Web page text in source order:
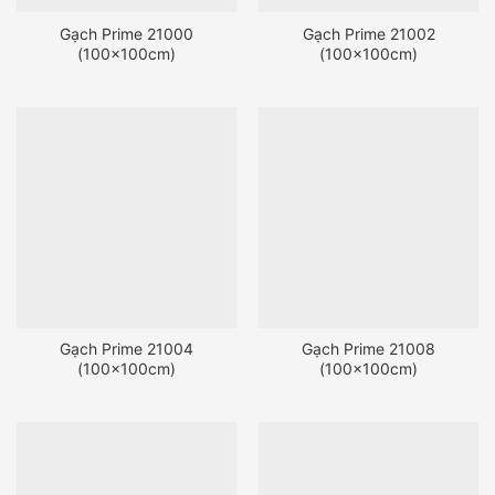
Gạch Prime 21000
(100x100cm)
Gạch Prime 21002
(100x100cm)
Gạch Prime 21004
(100x100cm)
Gạch Prime 21008
(100x100cm)